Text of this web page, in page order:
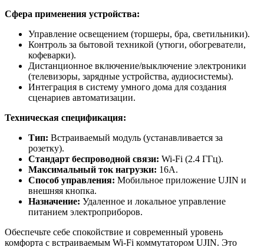
Сфера применения устройства:
Управление освещением (торшеры, бра, светильники).
Контроль за бытовой техникой (утюги, обогреватели,
кофеварки).
Дистанционное включение/выключение электроники
(телевизоры, зарядные устройства, аудиосистемы).
Интеграция в систему умного дома для создания
сценариев автоматизации.
Техническая спецификация:
Тип: Встраиваемый модуль (устанавливается за
розетку).
Стандарт беспроводной связи: Wi-Fi (2.4 ГГц).
Максимальный ток нагрузки: 16А.
Способ управления: Мобильное приложение UJIN и
внешняя кнопка.
Назначение: Удаленное и локальное управление
питанием электроприборов.
Обеспечьте себе спокойствие и современный уровень
комфорта с встраиваемым Wi-Fi коммутатором UJIN. Это